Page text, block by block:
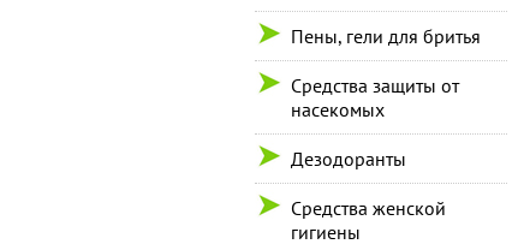
Пены, гели для бритья
Средства защиты от
насекомых
Дезодоранты
Средства женской
гигиены